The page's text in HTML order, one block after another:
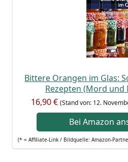
Bit­te­re Oran­gen im Glas:
Rezep­ten (Mord und
16,90 € (Stand von: 12.
Bei Ama­zon
(* = Affi­lia­te-Link / Bild­quel­le: Amazon-